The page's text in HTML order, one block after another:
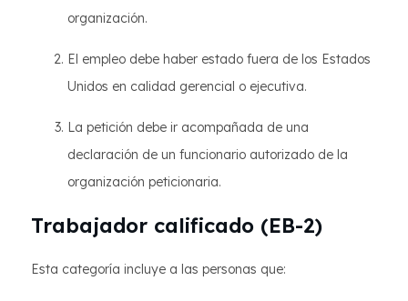
organización.
El empleo debe haber estado fuera de los Estados
Unidos en calidad gerencial o ejecutiva.
La petición debe ir acompañada de una
declaración de un funcionario autorizado de la
organización peticionaria.
Trabajador calificado (EB-2)
Esta categoría incluye a las personas que: